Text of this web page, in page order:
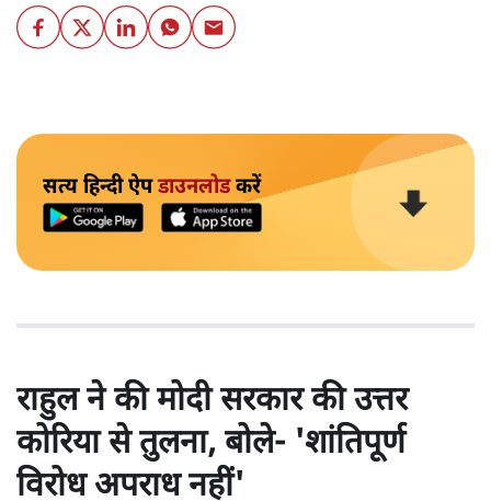
सत्य हिन्दी ऐपडाउनलोडकरें
राहुल ने की मोदी सरकार की उत्तर
कोरिया से तुलना, बोले- 'शांतिपूर्ण
विरोध अपराध नहीं'